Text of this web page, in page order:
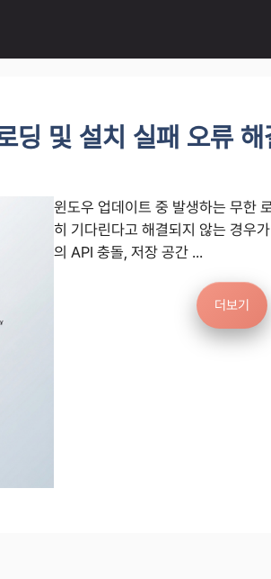
딩 및 설치 실패 오류 해
윈도우 업데이트 중 발생하는 무한
히 기다린다고 해결되지 않는 경우
의 API 충돌, 저장 공간 ...
더보기